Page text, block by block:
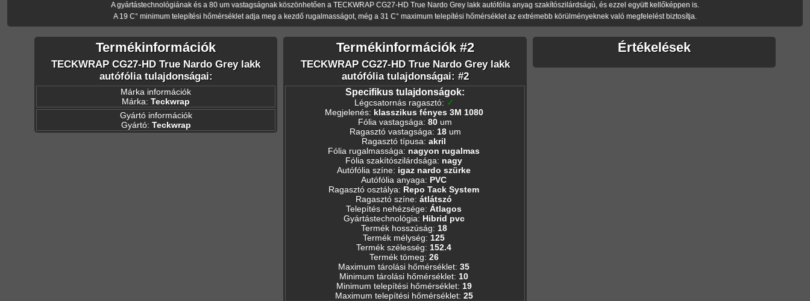
A gyártástechnológiának és a 80 um vastagságnak köszönhetően a TECKWRAP CG27-HD True Nardo Grey lakk autófólia anyag szakítószilárdságú, és ezzel együtt kellőképpen is.
A 19 C° minimum telepítési hőmérséklet adja meg a kezdő rugalmasságot, még a 31 C° maximum telepítési hőmérséklet az extrémebb körülményeknek való megfelelést biztosítja.
Termékinformációk
TECKWRAP CG27-HD True Nardo Grey lakk
autófólia tulajdonságai:
Márka információk
Márka: Teckwrap
Gyártó információk
Gyártó: Teckwrap
Termékinformációk #2
TECKWRAP CG27-HD True Nardo Grey lakk
autófólia tulajdonságai: #2
Specifikus tulajdonságok:
Légcsatornás ragasztó: ✓
Megjelenés: klasszikus fényes 3M 1080
Fólia vastagsága: 80 um
Ragasztó vastagsága: 18 um
Ragasztó típusa: akril
Fólia rugalmassága: nagyon rugalmas
Fólia szakítószilárdsága: nagy
Autófólia színe: igaz nardo szürke
Autófólia anyaga: PVC
Ragasztó osztálya: Repo Tack System
Ragasztó színe: átlátszó
Telepítés nehézsége: Átlagos
Gyártástechnológia: Hibrid pvc
Termék hosszúság: 18
Termék mélység: 125
Termék szélesség: 152.4
Termék tömeg: 26
Maximum tárolási hőmérséklet: 35
Minimum tárolási hőmérséklet: 10
Minimum telepítési hőmérséklet: 19
Maximum telepítési hőmérséklet: 25
Értékelések